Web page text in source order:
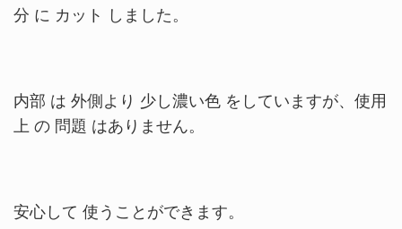
分 に カット しました。
内部 は 外側より 少し濃い色 をしていますが、使用
上 の 問題 はありません。
安心して 使うことができます。